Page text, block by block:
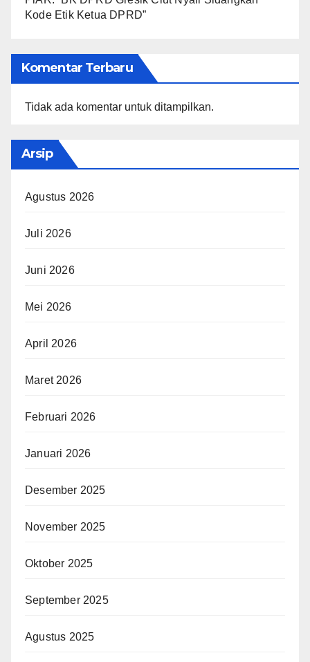
Kode Etik Ketua DPRD”
Komentar Terbaru
Tidak ada komentar untuk ditampilkan.
Arsip
Agustus 2026
Juli 2026
Juni 2026
Mei 2026
April 2026
Maret 2026
Februari 2026
Januari 2026
Desember 2025
November 2025
Oktober 2025
September 2025
Agustus 2025